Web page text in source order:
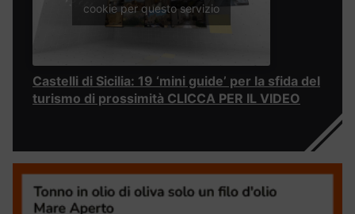
cookie per questo servizio
Castelli di Sicilia: 19 ‘mini guide’ per la sfida del
turismo di prossimità CLICCA PER IL VIDEO